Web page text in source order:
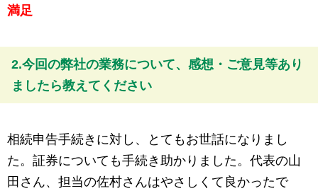
満足
2.今回の弊社の業務について、感想・ご意見等あり
ましたら教えてください
相続申告手続きに対し、とてもお世話になりまし
た。証券についても手続き助かりました。代表の山
田さん、担当の佐村さんはやさしくて良かったで